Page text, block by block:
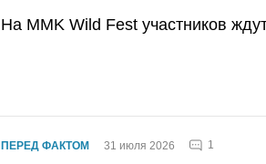
На MMK Wild Fest участников
ПЕРЕД ФАКТОМ 31 июля 2026 1